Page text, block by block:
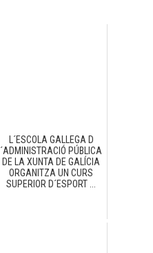
L´ESCOLA GALLEGA D
´ADMINISTRACIÓ PÚBLICA
DE LA XUNTA DE GALÍCIA
ORGANITZA UN CURS
SUPERIOR D´ESPORT ...